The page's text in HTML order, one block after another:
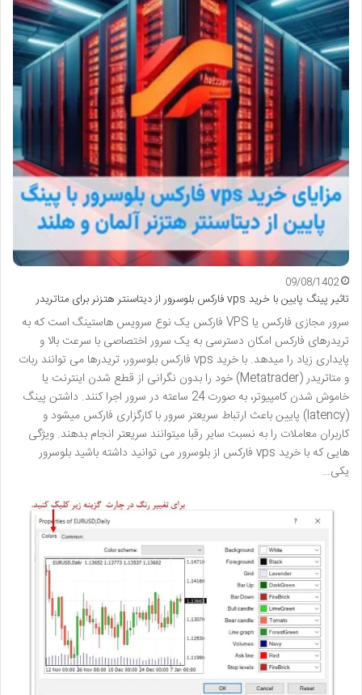
09/08/1402
تاثیر پینگ پایین با خرید vps فارکس بلوسرور از دیتاسنتر هتزنر برای متاتریدر
سرور مجازی فارکس یا VPS فارکس یک نوع سرویس هاستینگ است که به
تریدرهای فارکس امکان دسترسی به یک سرور اختصاصی با سرعت بالا و
پایداری زیاد را میدهد. با خرید vps فارکس بلوسرور، تریدرها می توانند ربات
و متاتریدر (Metatrader) خود را بدون نگرانی از قطع شدن اینترنت یا
خاموش شدن کامپیوتر، به صورت 24 ساعته در سرور اجرا کنند. داشتن پینگ
(latency) پایین باعث ارتباط سریعتر سرور با کارگزاری فارکس میشود و
کاربران معاملات را به نسبت سایر رقبا میتوانند سریعتر انجام بدهند. ویژگی
هایی که با خرید vps فارکس از بلوسرور می توانید داشته باشید بلوسرور
یکی…